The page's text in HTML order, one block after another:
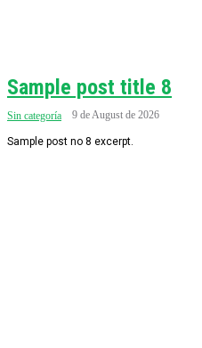
Sample post title 8
Sin categoría 9 de August de 2026
Sample post no 8 excerpt.